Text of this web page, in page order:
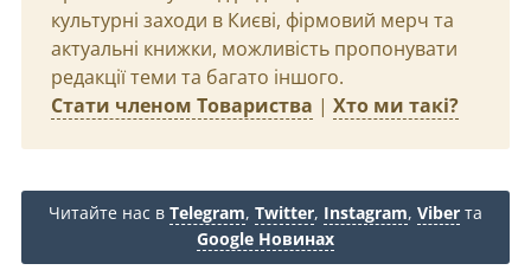
культурні заходи в Києві, фірмовий мерч та
актуальні книжки, можливість пропонувати
редакції теми та багато іншого.
Стати членом Товариства | Хто ми такі?
Читайте нас в Telegram, Twitter, Instagram, Viber та
Google Новинах